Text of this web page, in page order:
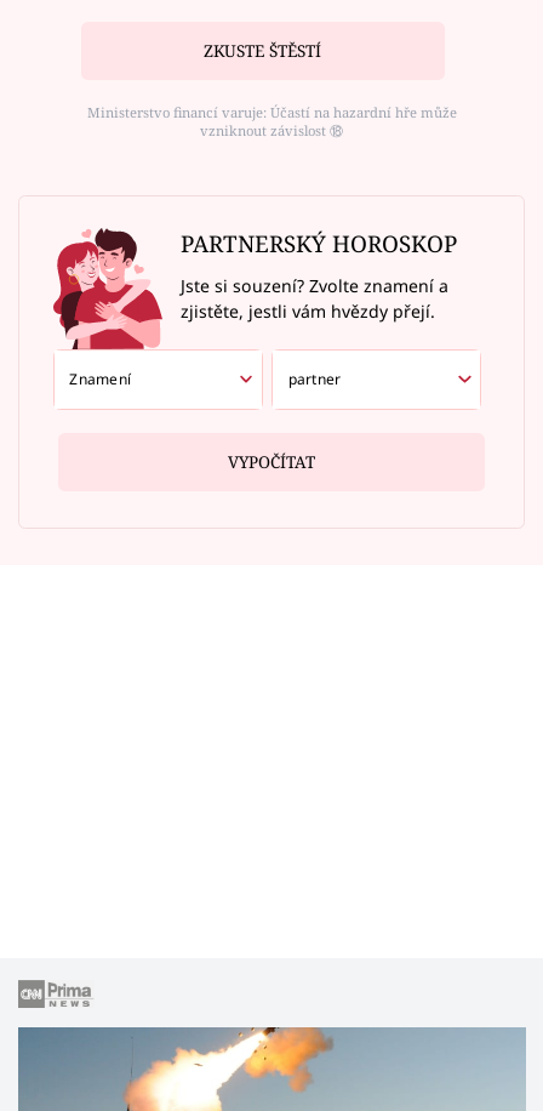
ZKUSTE ŠTĚSTÍ
Ministerstvo financí varuje: Účastí na hazardní hře může
vzniknout závislost ⑱
PARTNERSKÝ HOROSKOP
Jste si souzení? Zvolte znamení a
zjistěte, jestli vám hvězdy přejí.
VYPOČÍTAT